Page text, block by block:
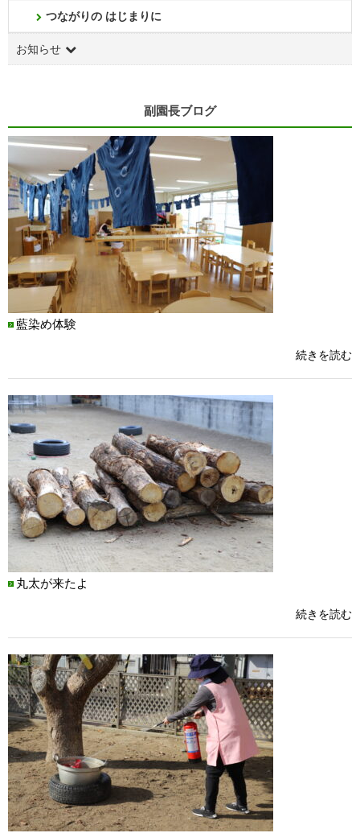
つながりの はじまりに
お知らせ
副園長ブログ
藍染め体験
続きを読む
丸太が来たよ
続きを読む